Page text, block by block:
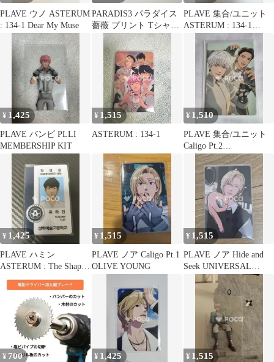
PLAVE ウノ ASTERUM
: 134-1 Dear My Muse
PARADIS3 パラダイス
薔薇 プリント Tシャツ
黒 Sショーンパブロ
PLAVE 集合/ユニット
ASTERUM : 134-1
PLAVE with animate cafe
コラボメニュー
¥ 1,425
PLAVE バンビ PLLI
MEMBERSHIP KIT
¥ 1,515
ASTERUM : 134-1
¥ 1,510
PLAVE 集合/ユニット
Caligo Pt.2
POCAALBUM Ver.
¥ 1,425
PLAVE ハミン
ASTERUM : The Shape
of Things to Come
¥ 1,515
PLAVE ノア Caligo Pt.1
OLIVE YOUNG
¥ 1,515
PLAVE ノア Hide and
Seek UNIVERSAL
MUSIC STORE
¥ 700 ¥ 1,425 ¥ 1,515